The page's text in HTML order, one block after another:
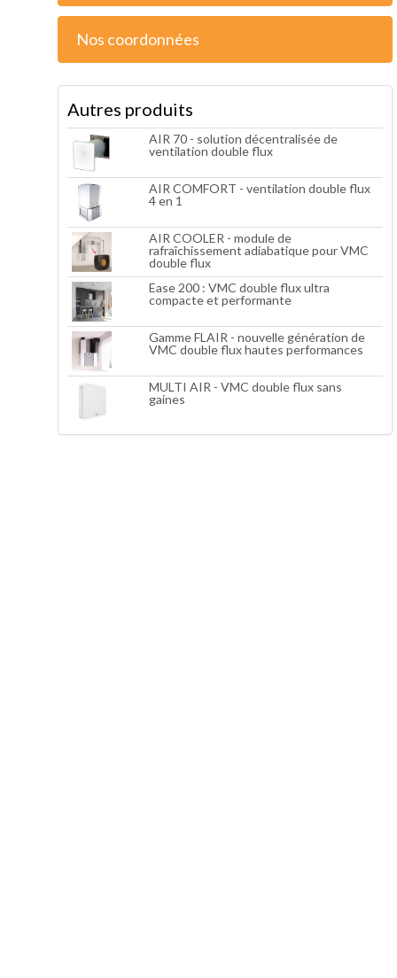
Nos coordonnées
Autres produits
AIR 70 - solution décentralisée de
ventilation double flux
AIR COMFORT - ventilation double flux
4 en 1
AIR COOLER - module de
rafraîchissement adiabatique pour VMC
double flux
Ease 200 : VMC double flux ultra
compacte et performante
Gamme FLAIR - nouvelle génération de
VMC double flux hautes performances
MULTI AIR - VMC double flux sans
gaines